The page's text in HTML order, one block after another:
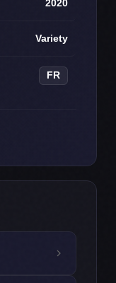
2020
Variety
FR